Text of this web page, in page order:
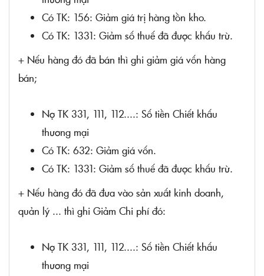
Có TK: 156: Giảm giá trị hàng tồn kho.
Có TK: 1331: Giảm số thuế đã được khấu trừ.
+ Nếu hàng đó đã bán thì ghi giảm giá vốn hàng
bán;
Nợ TK 331, 111, 112....: Số tiền Chiết khấu
thương mại
Có TK: 632: Giảm giá vốn.
Có TK: 1331: Giảm số thuế đã được khấu trừ.
+ Nếu hàng đó đã đưa vào sản xuất kinh doanh,
quản lý ... thì ghi Giảm Chi phí đó:
Nợ TK 331, 111, 112....: Số tiền Chiết khấu
thương mại